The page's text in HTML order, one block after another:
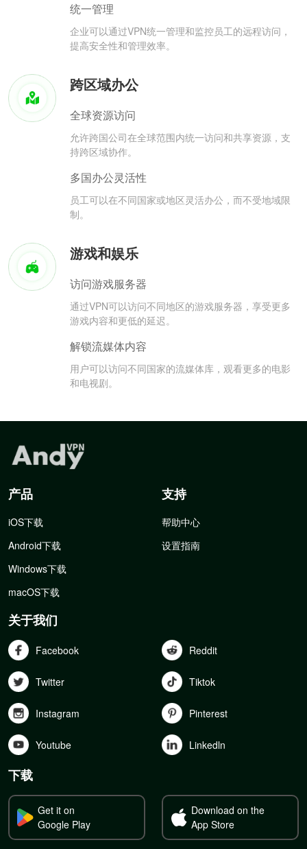
统一管理
企业可以通过VPN统一管理和监控员工的远程访问，
提高安全性和管理效率。
跨区域办公
全球资源访问
允许跨国公司在全球范围内统一访问和共享资源，支
持跨区域协作。
多国办公灵活性
员工可以在不同国家或地区灵活办公，而不受地域限
制。
游戏和娱乐
访问游戏服务器
通过VPN可以访问不同地区的游戏服务器，享受更多
游戏内容和更低的延迟。
解锁流媒体内容
用户可以访问不同国家的流媒体库，观看更多的电影
和电视剧。
产品
iOS下载
Android下载
Windows下载
macOS下载
支持
帮助中心
设置指南
关于我们
Facebook Reddit
Twitter Tiktok
Instagram Pinterest
Youtube Linkedln
下载
Get it on
Google Play
Download on the
App Store